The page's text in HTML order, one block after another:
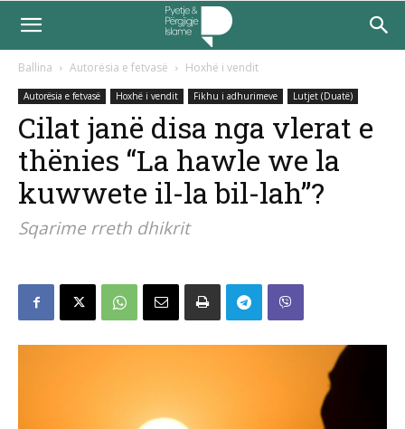
Ballina Autorësia e fetvasë Hoxhë i vendit
Autorësia e fetvasë Hoxhë i vendit Fikhu i adhurimeve Lutjet (Duatë)
Cilat janë disa nga vlerat e
thënies “La hawle we la
kuwwete il-la bil-lah”?
Sqarime rreth dhikrit